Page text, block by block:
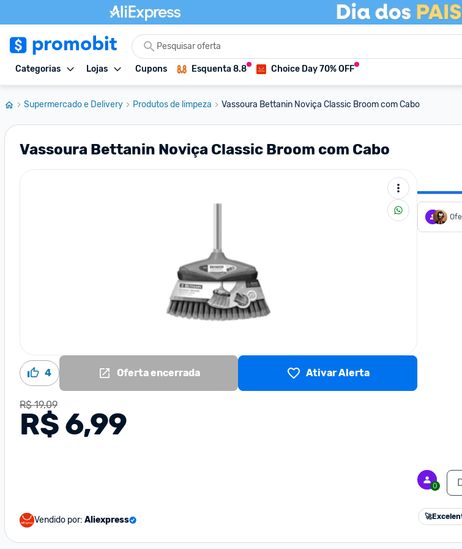
Categorias Lojas Cupons Esquenta 8.8 Choice Day 70% OFF
Supermercado e Delivery Produtos de limpeza Vassoura Bettanin Noviça Classic Broom com Cabo
Vassoura Bettanin Noviça Classic Broom com Cabo
4 Oferta encerrada Ativar Alerta
R$ 19,09
R$ 6,99
Vendido por: Aliexpress
0
🚀